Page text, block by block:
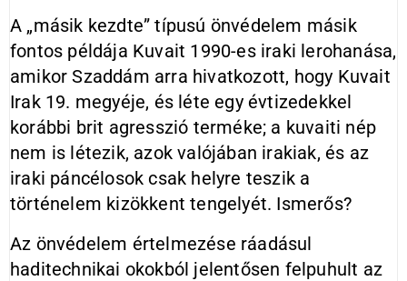
A „másik kezdte” típusú önvédelem másik
fontos példája Kuvait 1990-es iraki lerohanása,
amikor Szaddám arra hivatkozott, hogy Kuvait
Irak 19. megyéje, és léte egy évtizedekkel
korábbi brit agresszió terméke; a kuvaiti nép
nem is létezik, azok valójában irakiak, és az
iraki páncélosok csak helyre teszik a
történelem kizökkent tengelyét. Ismerős?
Az önvédelem értelmezése ráadásul
haditechnikai okokból jelentősen felpuhult az